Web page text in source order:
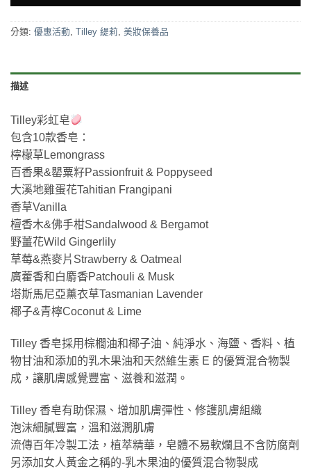
分類: 優惠活動, Tilley 緹莉, 美妝保養品
描述
Tilley彩虹皂
包含10款香皂：
檸檬草Lemongrass
百香果&罌粟籽Passionfruit & Poppyseed
大溪地雞蛋花Tahitian Frangipani
香草Vanilla
檀香木&佛手柑Sandalwood & Bergamot
野薑花Wild Gingerlily
草莓&燕麥片Strawberry & Oatmeal
廣藿香和白麝香Patchouli & Musk
塔斯馬尼亞薰衣草Tasmanian Lavender
椰子&青檸Coconut & Lime
Tilley 香皂採用棕櫚油和椰子油、純淨水、海鹽、香料、植
物甘油和添加的乳木果油和天然維生素 E 的優質混合物製
成，讓肌膚感覺豐富、滋養和滋潤。
Tilley 香皂有助保濕、增加肌膚彈性、修護肌膚組織
泡沫細膩豐富，溫和滋潤肌膚
流傳百年冷製工法，植萃精華，皂體不易軟爛且不含防腐劑
另添加女人黃金之稱的-乳木果油的優質混合物製成